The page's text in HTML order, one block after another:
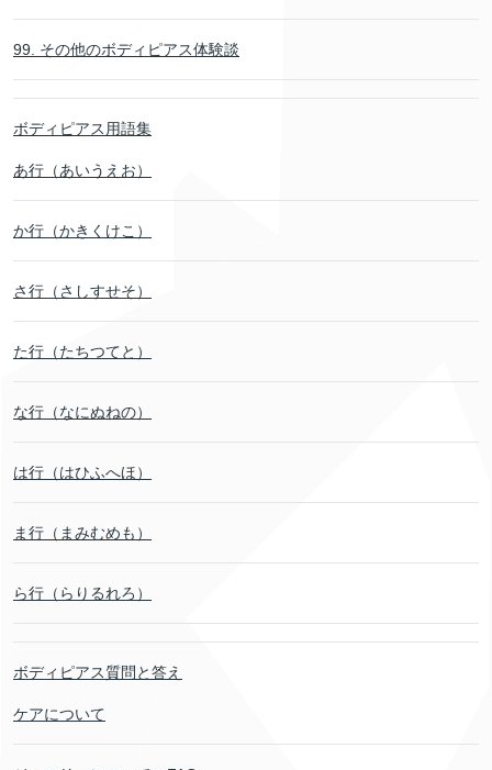
99. その他のボディピアス体験談
ボディピアス用語集
あ行（あいうえお）
か行（かきくけこ）
さ行（さしすせそ）
た行（たちつてと）
な行（なにぬねの）
は行（はひふへほ）
ま行（まみむめも）
ら行（らりるれろ）
ボディピアス質問と答え
ケアについて